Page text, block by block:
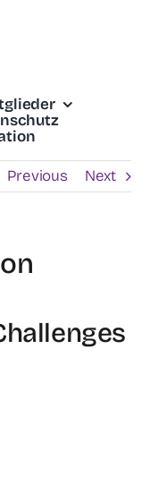
Previous Next